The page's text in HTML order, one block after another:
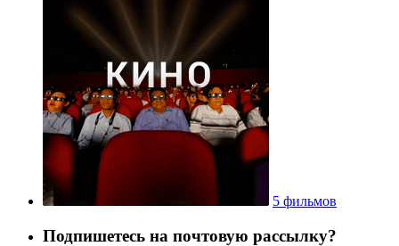
5 фильмов
Подпишетесь на почтовую рассылку?